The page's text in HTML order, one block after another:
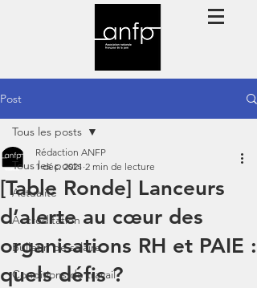
Post
Tous les posts
Actualité
Accréditation
Bulletin de salaire
Conditions de travail
Tous les posts
[Table Ronde] Lanceurs
d’alerte au cœur des
organisations RH et PAIE :
quels défis ?
Rédaction ANFP
1 déc. 2021 2 min de lecture